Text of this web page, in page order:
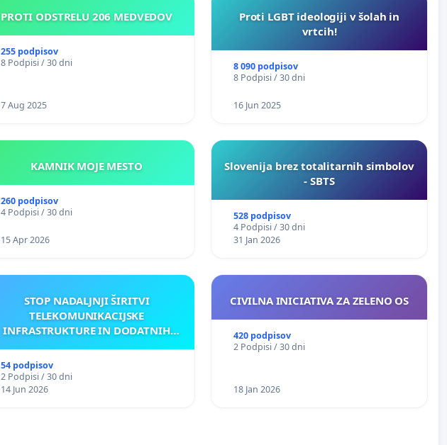
PROTI ODSTRELU 206 MEDVEDOV
255 podpisov
8 Podpisi / 30 dni
7 Aug 2025
Proti LGBT ideologiji v šolah in
vrtcih!
8 090 podpisov
8 Podpisi / 30 dni
16 Jun 2025
KAMNIK MOJE MESTO
260 podpisov
4 Podpisi / 30 dni
15 Apr 2026
Slovenija brez totalitarnih simbolov
- SBTS
528 podpisov
4 Podpisi / 30 dni
31 Jan 2026
STOP NADALJNJI ŠIRITVI
TELEKOMUNIKACIJSKE
INFRASTRUKTURE IN DODATNIH
54 podpisov
2 Podpisi / 30 dni
14 Jun 2026
CIVILNA INICIATIVA ZA ZELENO OS
420 podpisov
2 Podpisi / 30 dni
18 Jan 2026